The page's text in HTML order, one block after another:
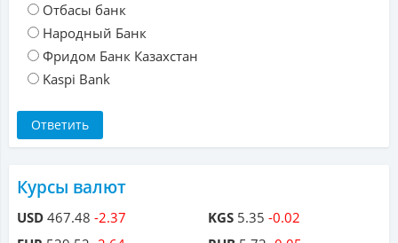
Отбасы банк
Народный Банк
Фридом Банк Казахстан
Kaspi Bank
Курсы валют
USD 467.48 -2.37
KGS 5.35 -0.02